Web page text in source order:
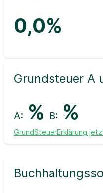
0,0%
Grundsteuer A
A: % B: %
GrundSteuerErklärung